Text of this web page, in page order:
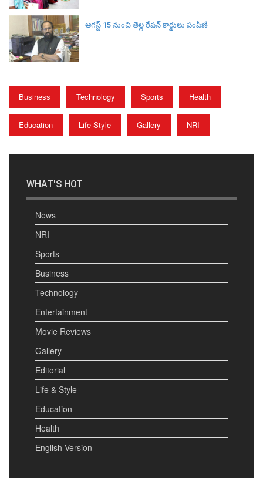
ఆగస్ట్ 15 నుంచి తెల్ల రేషన్ కార్డులు పంపిణీ
Business Technology Sports Health
Education Life Style Gallery NRI
WHAT'S HOT
News
NRI
Sports
Business
Technology
Entertainment
Movie Reviews
Gallery
Editorial
Life & Style
Education
Health
English Version